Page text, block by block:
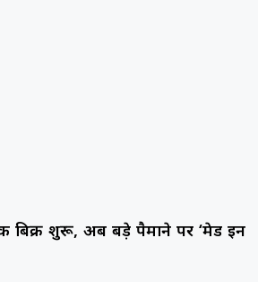
बिक्री शुरू, अब बड़े पैमाने पर ‘मेड इन